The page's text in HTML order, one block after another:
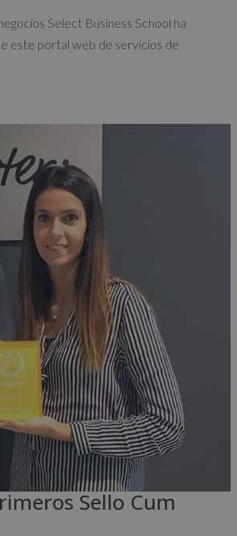
Select Business School ha
este portal web de servicios de
Sello Cum